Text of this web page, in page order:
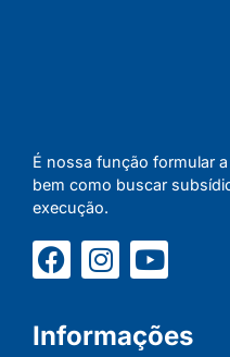
É nossa função formular
bem como buscar
execução.
Informações